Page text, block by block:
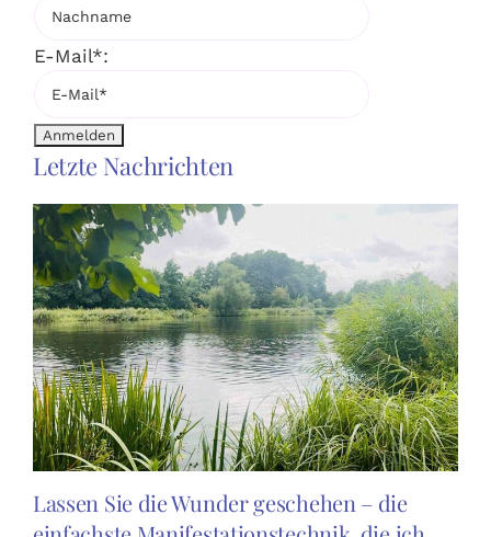
E-Mail*:
Letzte Nachrichten
Lassen Sie die Wunder geschehen – die